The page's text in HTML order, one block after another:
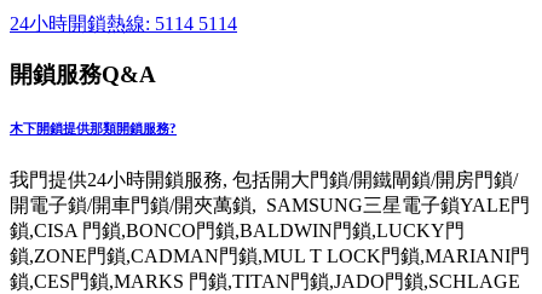
24小時開鎖熱線: 5114 5114
開鎖服務Q&A
木下開鎖提供那類開鎖服務?
我門提供24小時開鎖服務, 包括開大門鎖/開鐵閘鎖/開房門鎖/
開電子鎖/開車門鎖/開夾萬鎖, SAMSUNG三星電子鎖YALE門
鎖,CISA 門鎖,BONCO門鎖,BALDWIN門鎖,LUCKY門
鎖,ZONE門鎖,CADMAN門鎖,MUL T LOCK門鎖,MARIANI門
鎖,CES門鎖,MARKS 門鎖,TITAN門鎖,JADO門鎖,SCHLAGE